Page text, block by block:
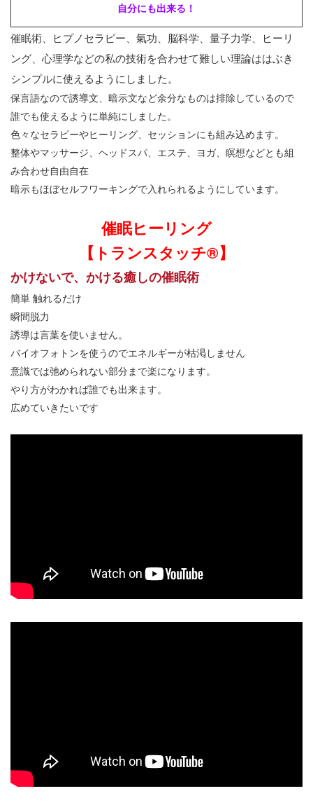
自分にも出来る！
催眠術、ヒプノセラピー、氣功、脳科学、量子力学、ヒーリ
ング、心理学などの私の技術を合わせて難しい理論ははぶき
シンプルに使えるようにしました。
保言語なので誘導文、暗示文など余分なものは排除しているので
誰でも使えるように単純にしました。
色々なセラピーやヒーリング、セッションにも組み込めます。
整体やマッサージ、ヘッドスパ、エステ、ヨガ、瞑想などとも組
み合わせ自由自在
暗示もほぼセルフワーキングで入れられるようにしています。
催眠ヒーリング
【トランスタッチ®️】
かけないで、かける癒しの催眠術
簡単 触れるだけ
瞬間脱力
誘導は言葉を使いません。
バイオフォトンを使うのでエネルギーが枯渇しません
意識では弛められない部分まで楽になります。
やり方がわかれば誰でも出来ます。
広めていきたいです